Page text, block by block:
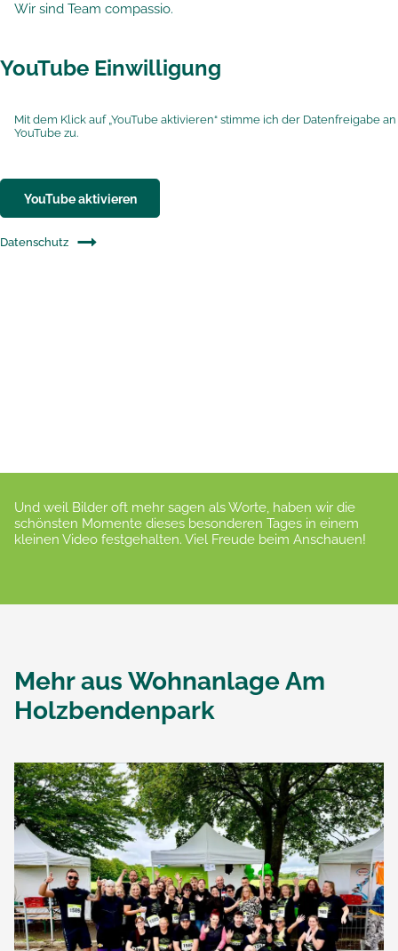
Wir sind Team compassio.
YouTube Einwilligung
Mit dem Klick auf „YouTube aktivieren“ stimme ich der Datenfreigabe an
YouTube zu.
YouTube aktivieren
Datenschutz
Und weil Bilder oft mehr sagen als Worte, haben wir die
schönsten Momente dieses besonderen Tages in einem
kleinen Video festgehalten. Viel Freude beim Anschauen!
Mehr aus Wohnanlage Am
Holzbendenpark